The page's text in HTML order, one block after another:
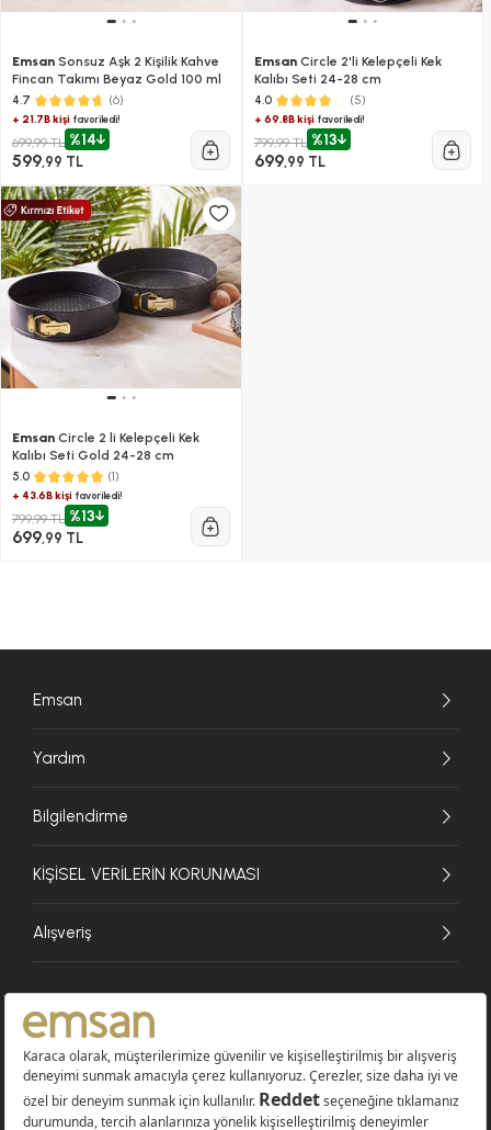
Emsan Sonsuz Aşk 2 Kişilik Kahve
Fincan Takımı Beyaz Gold 100 ml
4.7 (6)
+ 21.7B kişi favoriledi!
699,99 TL %14
599,99 TL
EmsanCircle 2'li Kelepçeli Kek
Kalıbı Seti 24-28 cm
4.0 (5)
+ 69.8B kişifavoriledi!
799,99 TL %13
699,99 TL
Emsan Circle 2 li Kelepçeli Kek
Kalıbı Seti Gold 24-28 cm
5.0 (1)
+ 43.6B kişi favoriledi!
799,99 TL %13
699,99 TL
Emsan
Yardım
Bilgilendirme
KİŞİSEL VERİLERİN KORUNMASI
Alışveriş